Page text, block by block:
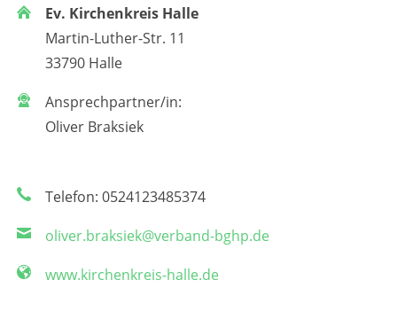
Ev. Kirchenkreis Halle
Martin-Luther-Str. 11
33790 Halle
Ansprechpartner/in:
Oliver Braksiek
Telefon: 0524123485374
oliver.braksiek@verband-bghp.de
www.kirchenkreis-halle.de